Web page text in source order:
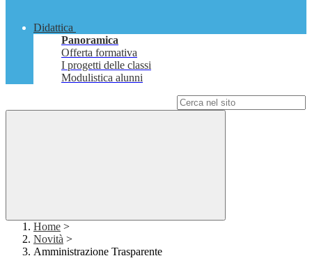
Didattica
Panoramica
Offerta formativa
I progetti delle classi
Modulistica alunni
Home >
Novità >
Amministrazione Trasparente